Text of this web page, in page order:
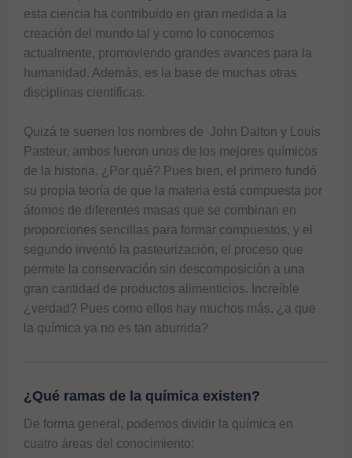
esta ciencia ha contribuido en gran medida a la
creación del mundo tal y como lo conocemos
actualmente, promoviendo grandes avances para la
humanidad. Además, es la base de muchas otras
disciplinas científicas.
Quizá te suenen los nombres de  John Dalton y Louis
Pasteur, ambos fueron unos de los mejores químicos
de la historia. ¿Por qué? Pues bien, el primero fundó
su propia teoría de que la materia está compuesta por
átomos de diferentes masas que se combinan en
proporciones sencillas para formar compuestos, y el
segundo inventó la pasteurización, el proceso que
permite la conservación sin descomposición a una
gran cantidad de productos alimenticios. Increíble
¿verdad? Pues como ellos hay muchos más, ¿a que
¿Qué ramas de la química existen?
De forma general, podemos dividir la química en
cuatro áreas del conocimiento: